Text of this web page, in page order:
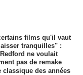
films qu'il vaut
tranquilles" :
ne voulait
pas de remake
classique des années